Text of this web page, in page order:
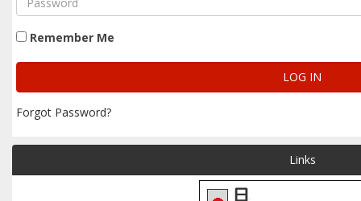
Remember Me
Forgot Password?
Links